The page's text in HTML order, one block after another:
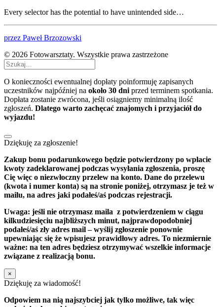
Every selector has the potential to have unintended side…
przez Paweł Brzozowski
© 2026 Fotowarsztaty. Wszystkie prawa zastrzeżone
O konieczności ewentualnej dopłaty poinformuję zapisanych
uczestników najpóźniej na około 30 dni przed terminem spotkania.
Dopłata zostanie zwrócona, jeśli osiągniemy minimalną ilość
zgłoszeń. Dlatego warto zachęcać znajomych i przyjaciół do
wyjazdu!
Dziękuję za zgłoszenie!
Zakup bonu podarunkowego będzie potwierdzony po wpłacie
kwoty zadeklarowanej podczas wysyłania zgłoszenia, proszę
Cię więc o niezwłoczny przelew na konto. Dane do przelewu
(kwota i numer konta) są na stronie poniżej, otrzymasz je też w
mailu, na adres jaki podałeś/aś podczas rejestracji.
Uwaga: jeśli nie otrzymasz maila z potwierdzeniem w ciągu
kilkudziesięciu najbliższych minut, najprawdopodobniej
podałeś/aś zły adres mail – wyślij zgłoszenie ponownie
upewniając się że wpisujesz prawidłowy adres. To niezmiernie
ważne: na ten adres będziesz otrzymywać wszelkie informacje
związane z realizacją bonu.
×
Dziękuję za wiadomość!
Odpowiem na nią najszybciej jak tylko możliwe, tak więc